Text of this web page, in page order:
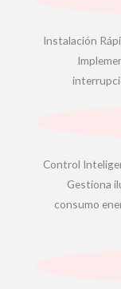
Instalación
Control
Gestiona
consumo